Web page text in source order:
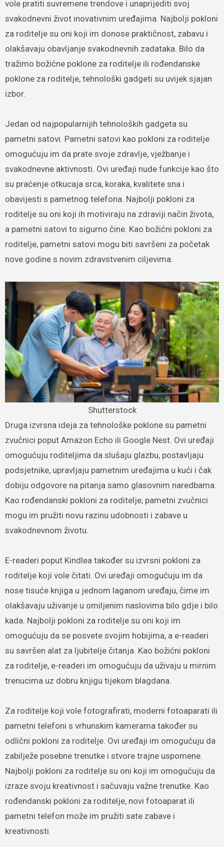
vole pratiti suvremene trendove i unaprijediti svoj
svakodnevni život inovativnim uređajima. Najbolji pokloni
za roditelje su oni koji im donose praktičnost, zabavu i
olakšavaju obavljanje svakodnevnih zadataka. Bilo da
tražimo božićne poklone za roditelje ili rođendanske
poklone za roditelje, tehnološki gadgeti su uvijek sjajan
izbor.
Jedan od najpopularnijih tehnoloških gadgeta su
pametni satovi. Pametni satovi kao pokloni za roditelje
omogućuju im da prate svoje zdravlje, vježbanje i
svakodnevne aktivnosti. Ovi uređaji nude funkcije kao što
su praćenje otkucaja srca, koraka, kvalitete sna i
obavijesti s pametnog telefona. Najbolji pokloni za
roditelje su oni koji ih motiviraju na zdraviji način života,
a pametni satovi to sigurno čine. Kao božićni pokloni za
roditelje, pametni satovi mogu biti savršeni za početak
nove godine s novim zdravstvenim ciljevima.
Shutterstock
Druga izvrsna ideja za tehnološke poklone su pametni
zvučnici poput Amazon Echo ili Google Nest. Ovi uređaji
omogućuju roditeljima da slušaju glazbu, postavljaju
podsjetnike, upravljaju pametnim uređajima u kući i čak
dobiju odgovore na pitanja samo glasovnim naredbama.
Kao rođendanski pokloni za roditelje, pametni zvučnici
mogu im pružiti novu razinu udobnosti i zabave u
svakodnevnom životu.
E-readeri poput Kindlea također su izvrsni pokloni za
roditelje koji vole čitati. Ovi uređaji omogućuju im da
nose tisuće knjiga u jednom laganom uređaju, čime im
olakšavaju uživanje u omiljenim naslovima bilo gdje i bilo
kada. Najbolji pokloni za roditelje su oni koji im
omogućuju da se posvete svojim hobijima, a e-readeri
su savršen alat za ljubitelje čitanja. Kao božićni pokloni
za roditelje, e-readeri im omogućuju da uživaju u mirnim
trenucima uz dobru knjigu tijekom blagdana.
Za roditelje koji vole fotografirati, moderni fotoaparati ili
pametni telefoni s vrhunskim kamerama također su
odlični pokloni za roditelje. Ovi uređaji im omogućuju da
zabilježe posebne trenutke i stvore trajne uspomene.
Najbolji pokloni za roditelje su oni koji im omogućuju da
izraze svoju kreativnost i sačuvaju važne trenutke. Kao
rođendanski pokloni za roditelje, novi fotoaparat ili
pametni telefon može im pružiti sate zabave i
kreativnosti.